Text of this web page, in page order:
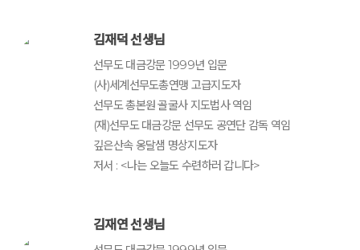
김재덕 선생님
선무도 대금강문 1999년 입문
(사)세계선무도총연맹 고급지도자
선무도 총본원 골굴사 지도법사 역임
(재)선무도 대금강문 선무도 공연단 감독 역임
깊은산속 옹달샘 명상지도자
저서 : <나는 오늘도 수련하러 갑니다>
김재연 선생님